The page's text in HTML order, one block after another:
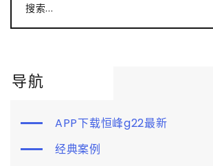
搜索...
导航
APP下载恒峰g22最新
经典案例